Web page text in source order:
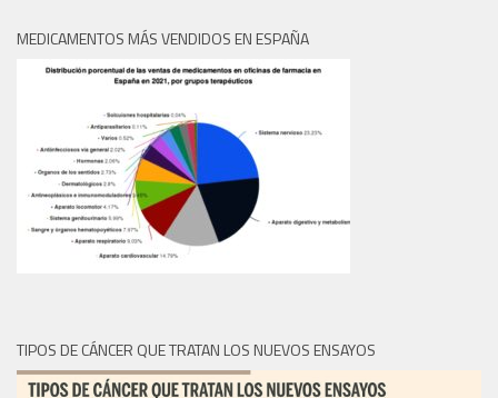
MEDICAMENTOS MÁS VENDIDOS EN ESPAÑA
TIPOS DE CÁNCER QUE TRATAN LOS NUEVOS ENSAYOS